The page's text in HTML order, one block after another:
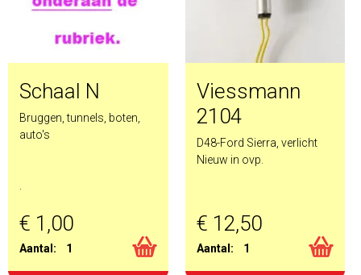
Schaal N
Bruggen, tunnels, boten,
auto's
€ 1,00
Aantal: 1
Viessmann
2104
D48-Ford Sierra, verlicht
Nieuw in ovp.
€ 12,50
Aantal: 1